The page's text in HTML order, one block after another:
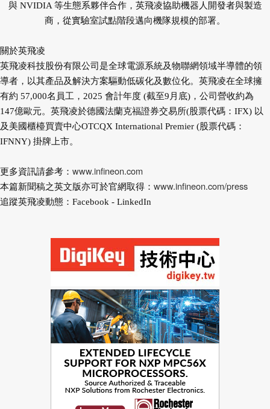
與 NVIDIA 等生態系夥伴合作，英飛凌協助機器人開發者與製造
商， 從實驗室試點階段邁向機隊規模的部署。
關於英飛凌
英飛凌科技股份有限公司是全球電源系統及物聯網領域半導體的領
導者，以其產品及解決方案驅動低碳化及數位化。英飛凌在全球擁
有約 57,000名員工，2025 會計年度 (截至9月底)，公司營收約為
147億歐元。英飛凌於德國法蘭克福證券交易所(股票代碼：IFX) 以
及美國櫃檯買賣中心OTCQX International Premier (股票代碼：
IFNNY) 掛牌上市。
更多資訊請參考： www.infineon.com
本篇新聞稿之英文版亦可於官網取得： www.infineon.com/press
追蹤英飛凌動態：Facebook - LinkedIn